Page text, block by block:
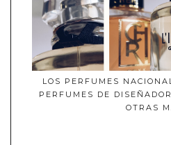
LOS PERFUMES
PERFUMES DE
OTRAS